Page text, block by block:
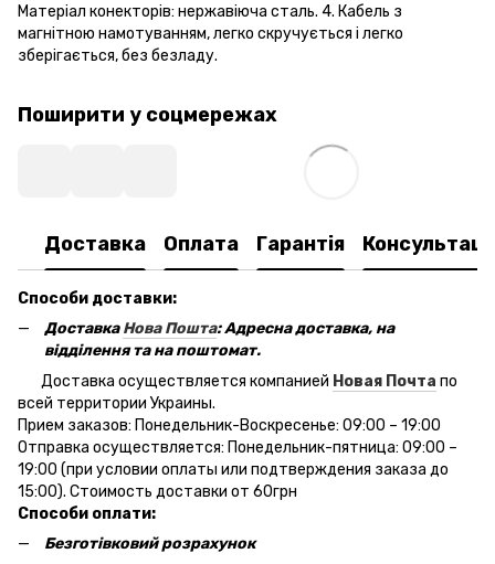
Матеріал конекторів: нержавіюча сталь. 4. Кабель з
магнітною намотуванням, легко скручується і легко
зберігається, без безладу.
Поширити у соцмережах
Доставка Оплата Гарантія
Способи доставки:
ДоставкаНова Пошта: Адресна доставка, на
відділення та на поштомат.
Доставка осуществляется компанией Новая Почта по
всей территории Украины.
Прием заказов: Понедельник-Воскресенье: 09:00 – 19:00
Отправка осуществляется: Понедельник-пятница: 09:00 –
19:00 (при условии оплаты или подтверждения заказа до
15:00). Стоимость доставки от 60грн
Способи оплати:
Безготівковий розрахунок